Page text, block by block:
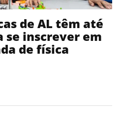
de AL têm até
se inscrever em
de física